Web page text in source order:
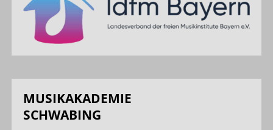
MUSIKAKADEMIE
SCHWABING